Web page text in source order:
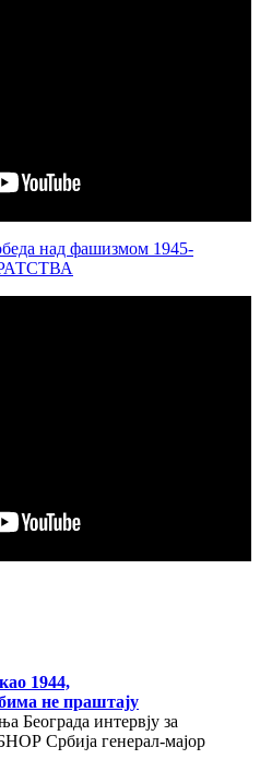
над фашизмом 1945-
1944,
не праштају
Београда интервју за
Србија генерал-мајор